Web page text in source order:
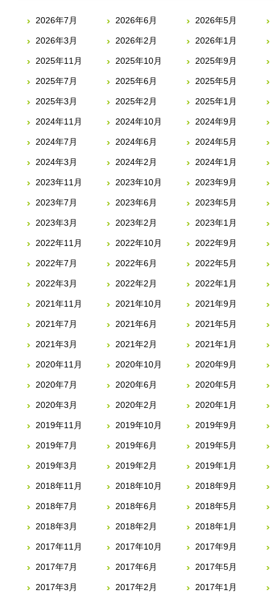
2026年7月 2026年6月 2026年5月
2026年3月 2026年2月 2026年1月
2025年11月 2025年10月 2025年9月
2025年7月 2025年6月 2025年5月
2025年3月 2025年2月 2025年1月
2024年11月 2024年10月 2024年9月
2024年7月 2024年6月 2024年5月
2024年3月 2024年2月 2024年1月
2023年11月 2023年10月 2023年9月
2023年7月 2023年6月 2023年5月
2023年3月 2023年2月 2023年1月
2022年11月 2022年10月 2022年9月
2022年7月 2022年6月 2022年5月
2022年3月 2022年2月 2022年1月
2021年11月 2021年10月 2021年9月
2021年7月 2021年6月 2021年5月
2021年3月 2021年2月 2021年1月
2020年11月 2020年10月 2020年9月
2020年7月 2020年6月 2020年5月
2020年3月 2020年2月 2020年1月
2019年11月 2019年10月 2019年9月
2019年7月 2019年6月 2019年5月
2019年3月 2019年2月 2019年1月
2018年11月 2018年10月 2018年9月
2018年7月 2018年6月 2018年5月
2018年3月 2018年2月 2018年1月
2017年11月 2017年10月 2017年9月
2017年7月 2017年6月 2017年5月
2017年3月 2017年2月 2017年1月